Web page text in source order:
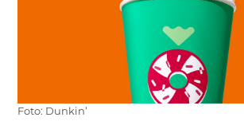
Foto: Dunkin’